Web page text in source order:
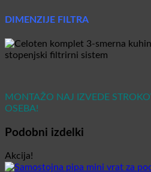
DIMENZIJE FILTRA
MONTAŽO NAJ IZVEDE
OSEBA!
Podobni izdelki
Akcija!